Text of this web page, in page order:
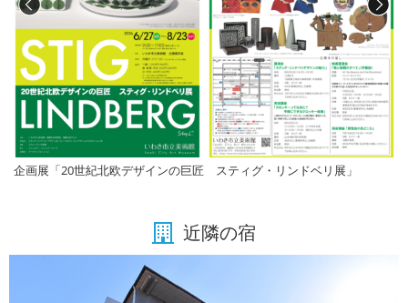
企画展「20世紀北欧デザインの巨匠 スティグ・リンドベリ展」
近隣の宿